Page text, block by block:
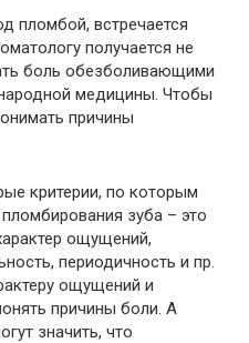
пломбой, встречается
получается не
боль обезболивающими
медицины. Чтобы
причины
критерии, по которым
зуба – это
ощущений,
периодичность и пр.
ощущений и
причины боли. А
значить, что